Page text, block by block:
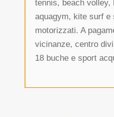
tennis, beach volley,
aquagym, kite surf e
motorizzati. A
vicinanze, centro
18 buche e sport